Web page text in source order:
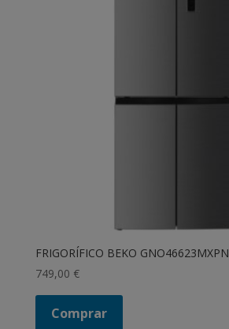
FRIGORÍFICO BEKO GNO46623MXPN
749,00 €
Comprar